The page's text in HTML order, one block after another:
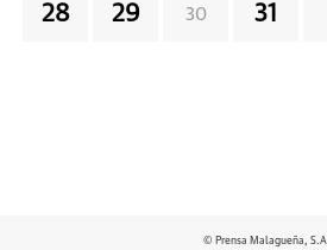
28 29 30 31
© Prensa Malagueña, S.A.